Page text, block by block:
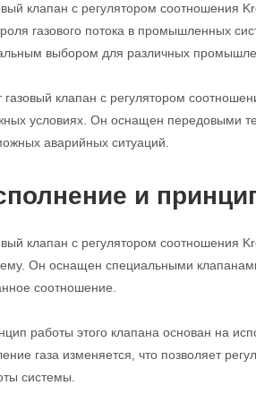
клапан с регулятором соотношения
газового потока в промышленных
выбором для различных
газовый клапан с регулятором
условиях. Он оснащен передовыми
аварийных ситуаций.
и
клапан с регулятором соотношения
Он оснащен специальными
соотношение.
работы этого клапана основан на
газа изменяется, что позволяет
системы.